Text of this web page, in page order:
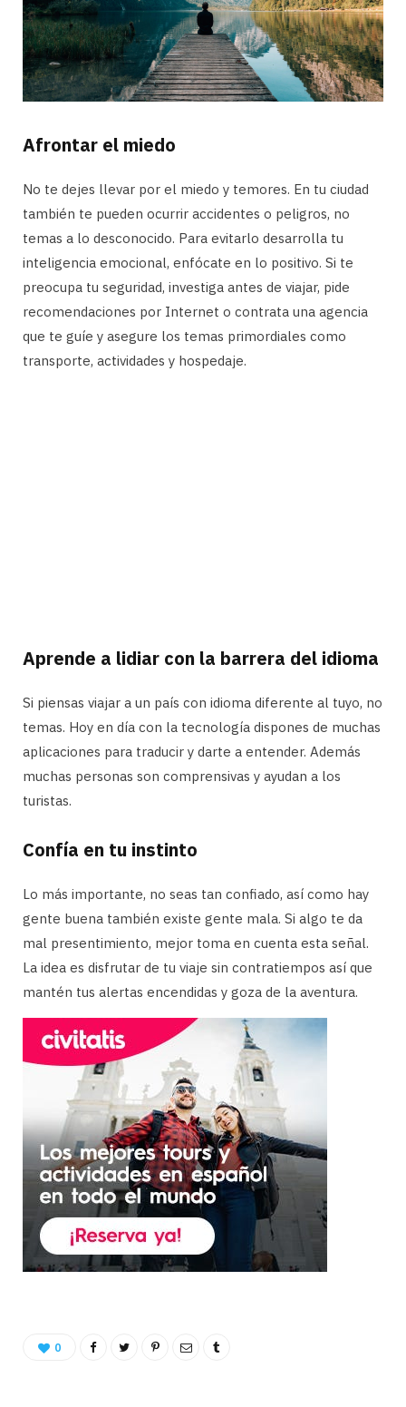
Afrontar el miedo
No te dejes llevar por el miedo y temores. En tu ciudad
también te pueden ocurrir accidentes o peligros, no
temas a lo desconocido. Para evitarlo desarrolla tu
inteligencia emocional, enfócate en lo positivo. Si te
preocupa tu seguridad, investiga antes de viajar, pide
recomendaciones por Internet o contrata una agencia
que te guíe y asegure los temas primordiales como
transporte, actividades y hospedaje.
Aprende a lidiar con la barrera del idioma
Si piensas viajar a un país con idioma diferente al tuyo, no
temas. Hoy en día con la tecnología dispones de muchas
aplicaciones para traducir y darte a entender. Además
muchas personas son comprensivas y ayudan a los
turistas.
Confía en tu instinto
Lo más importante, no seas tan confiado, así como hay
gente buena también existe gente mala. Si algo te da
mal presentimiento, mejor toma en cuenta esta señal.
La idea es disfrutar de tu viaje sin contratiempos así que
mantén tus alertas encendidas y goza de la aventura.
0